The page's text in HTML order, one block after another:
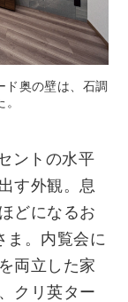
ド奥の壁は、石調
ントの水平
す外観。息
どになるお
ま。内覧会に
両立した家
クリ英ター